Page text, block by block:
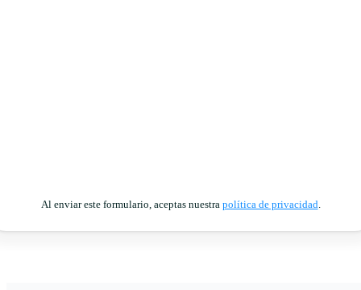
Al enviar este formulario, aceptas nuestra política de privacidad